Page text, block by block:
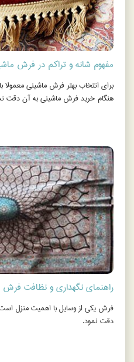
مفهوم شانه و تراکم در فرش
براي انتخاب بهتر فرش ماشيني معمولا
هنگام خريد فرش ماشيني به آن دقت
راهنماي نگهداري و نظافت فرش
فرش یکی از وسایل با اهمیت منزل
دقت نمود.